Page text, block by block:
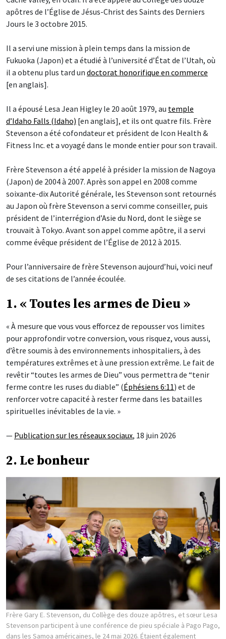
apôtres de l’Église de Jésus-Christ des Saints des Derniers
Jours le 3 octobre 2015.
Il a servi une mission à plein temps dans la mission de
Fukuoka (Japon) et a étudié à l’université d’État de l’Utah, où
il a obtenu plus tard un doctorat honorifique en commerce
[en anglais].
Il a épousé Lesa Jean Higley le 20 août 1979, au temple
d’Idaho Falls (Idaho) [en anglais], et ils ont quatre fils. Frère
Stevenson a été cofondateur et président de Icon Health &
Fitness Inc. et a voyagé dans le monde entier pour son travail.
Frère Stevenson a été appelé à présider la mission de Nagoya
(Japon) de 2004 à 2007. Après son appel en 2008 comme
soixante-dix Autorité générale, les Stevenson sont retournés
au Japon où frère Stevenson a servi comme conseiller, puis
président de l’interrégion d’Asie du Nord, dont le siège se
trouvait à Tokyo. Avant son appel comme apôtre, il a servi
comme évêque président de l’Église de 2012 à 2015.
Pour l’anniversaire de frère Stevenson aujourd’hui, voici neuf
de ses citations de l’année écoulée.
1. « Toutes les armes de Dieu »
« À mesure que vous vous efforcez de repousser vos limites
pour approfondir votre conversion, vous risquez, vous aussi,
d’être soumis à des environnements inhospitaliers, à des
températures extrêmes et à une pression extrême. Le fait de
revêtir “toutes les armes de Dieu” vous permettra de “tenir
ferme contre les ruses du diable” (Éphésiens 6:11) et de
renforcer votre capacité à rester ferme dans les batailles
spirituelles inévitables de la vie. »
— Publication sur les réseaux sociaux, 18 juin 2026
2. Le bonheur
Frère Gary E. Stevenson, du Collège des douze apôtres, et sœur Lesa
Stevenson participent à une conférence de pieu spéciale à Pago Pago,
dans les Samoa américaines, le 24 mai 2026. Étaient également